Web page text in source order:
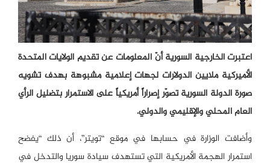
اعتبرت الخارجية السورية أنّ المعلومات عن تقديم الولايات المتحدة
الأميركية ملايين الدولارات لجهات إعلامية مشبوهة بهدف تشويه
صورة الدولة السورية تصوّر إصراراً أمريكياً على الاستمرار بتضليل الرأي
العام المحلي والإقليمي والدولي.
وأضافت الوزارة في حسابها في موقع “تويتر”، أن ذلك “يفضح
استمرار الهجمة الأمريكية التي تستهدف سيادة سوريا والتدخل في